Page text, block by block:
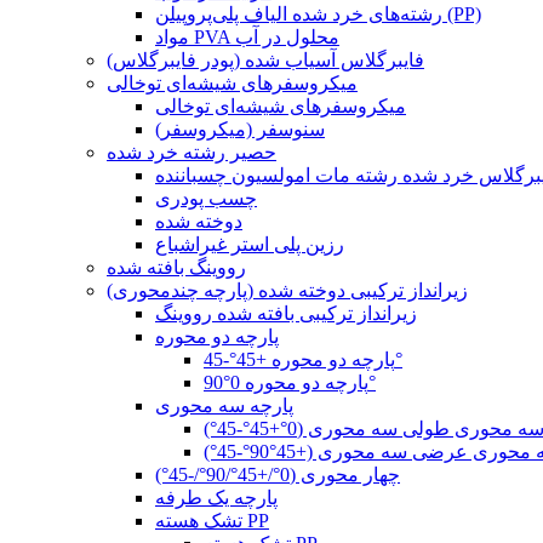
رشته‌های خرد شده الیاف پلی‌پروپیلن (PP)
مواد PVA محلول در آب
فایبرگلاس آسیاب شده (پودر فایبرگلاس)
میکروسفرهای شیشه‌ای توخالی
میکروسفرهای شیشه‌ای توخالی
سنوسفر (میکروسفر)
حصیر رشته خرد شده
خرد شده رشته مات امولسیون چسباننده
چسب پودری
دوخته شده
رزین پلی استر غیراشباع
رووینگ بافته شده
زیرانداز ترکیبی دوخته شده (پارچه چندمحوری)
زیرانداز ترکیبی بافته شده رووینگ
پارچه دو محوره
پارچه دو محوره +45°-45°
پارچه دو محوره 0°90°
پارچه سه محوری
محوری طولی سه محوری (0°+45°-45°)
عرضی سه محوری (+45°90°-45°)
چهار محوری (0°/+45°/90°/-45°)
پارچه یک طرفه
تشک هسته PP